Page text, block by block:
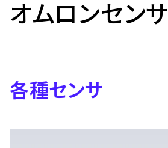
オムロンセンサ
各種センサ